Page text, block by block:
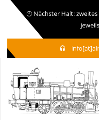
Nächster Halt: zweites